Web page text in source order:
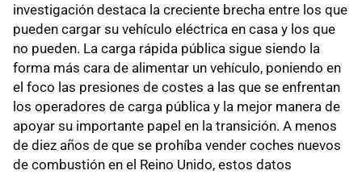
investigación destaca la creciente brecha entre los que
pueden cargar su vehículo eléctrica en casa y los que
no pueden. La carga rápida pública sigue siendo la
forma más cara de alimentar un vehículo, poniendo en
el foco las presiones de costes a las que se enfrentan
los operadores de carga pública y la mejor manera de
apoyar su importante papel en la transición. A menos
de diez años de que se prohíba vender coches nuevos
de combustión en el Reino Unido, estos datos